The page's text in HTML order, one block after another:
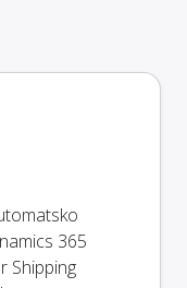
365
Shipping